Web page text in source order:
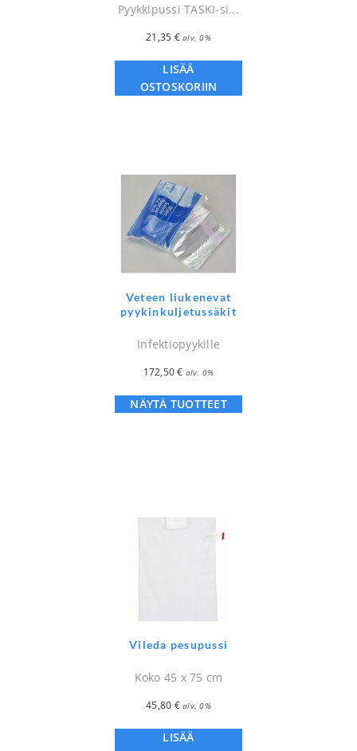
Pyykkipussi TASKI-si...
21,35 € alv. 0%
LISÄÄ
OSTOSKORIIN
Veteen liukenevat
pyykinkuljetussäkit
Infektiopyykille
172,50€ alv. 0%
NÄYTÄ TUOTTEET
Vileda pesupussi
Koko 45 x 75 cm
45,80 € alv. 0%
LISÄÄ